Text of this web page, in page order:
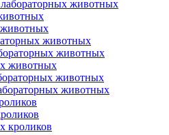
животных
животных
животных
животных
животных
животных
кроликов